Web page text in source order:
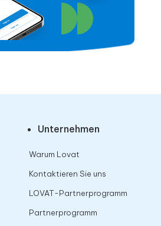
Unternehmen
Warum Lovat
Kontaktieren Sie uns
LOVAT-Partnerprogramm
Partnerprogramm